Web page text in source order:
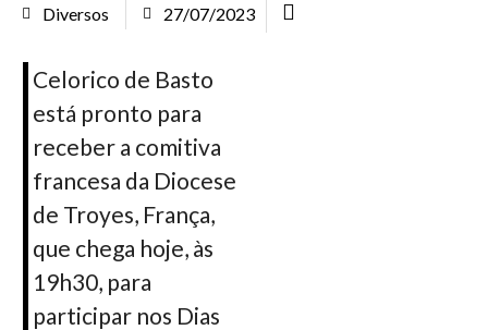
Diversos 27/07/2023
Celorico de Basto
está pronto para
receber a comitiva
francesa da Diocese
de Troyes, França,
que chega hoje, às
19h30, para
participar nos Dias